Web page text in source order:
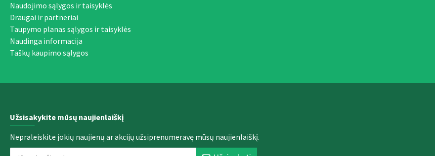
Naudojimo sąlygos ir taisyklės
Draugai ir partneriai
Taupymo planas sąlygos ir taisyklės
Naudinga informacija
Taškų kaupimo sąlygos
Užsisakykite mūsų naujienlaiškį
Nepraleiskite jokių naujienų ar akcijų užsiprenumeravę mūsų naujienlaiškį.